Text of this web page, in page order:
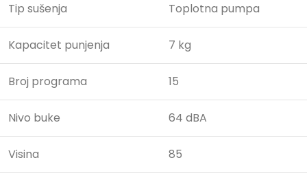
Tip sušenja Toplotna pumpa
Kapacitet punjenja 7 kg
Broj programa 15
Nivo buke 64 dBA
Visina 85